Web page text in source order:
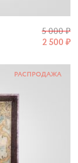
2 500₽
5 000₽
РАСПРОДАЖА